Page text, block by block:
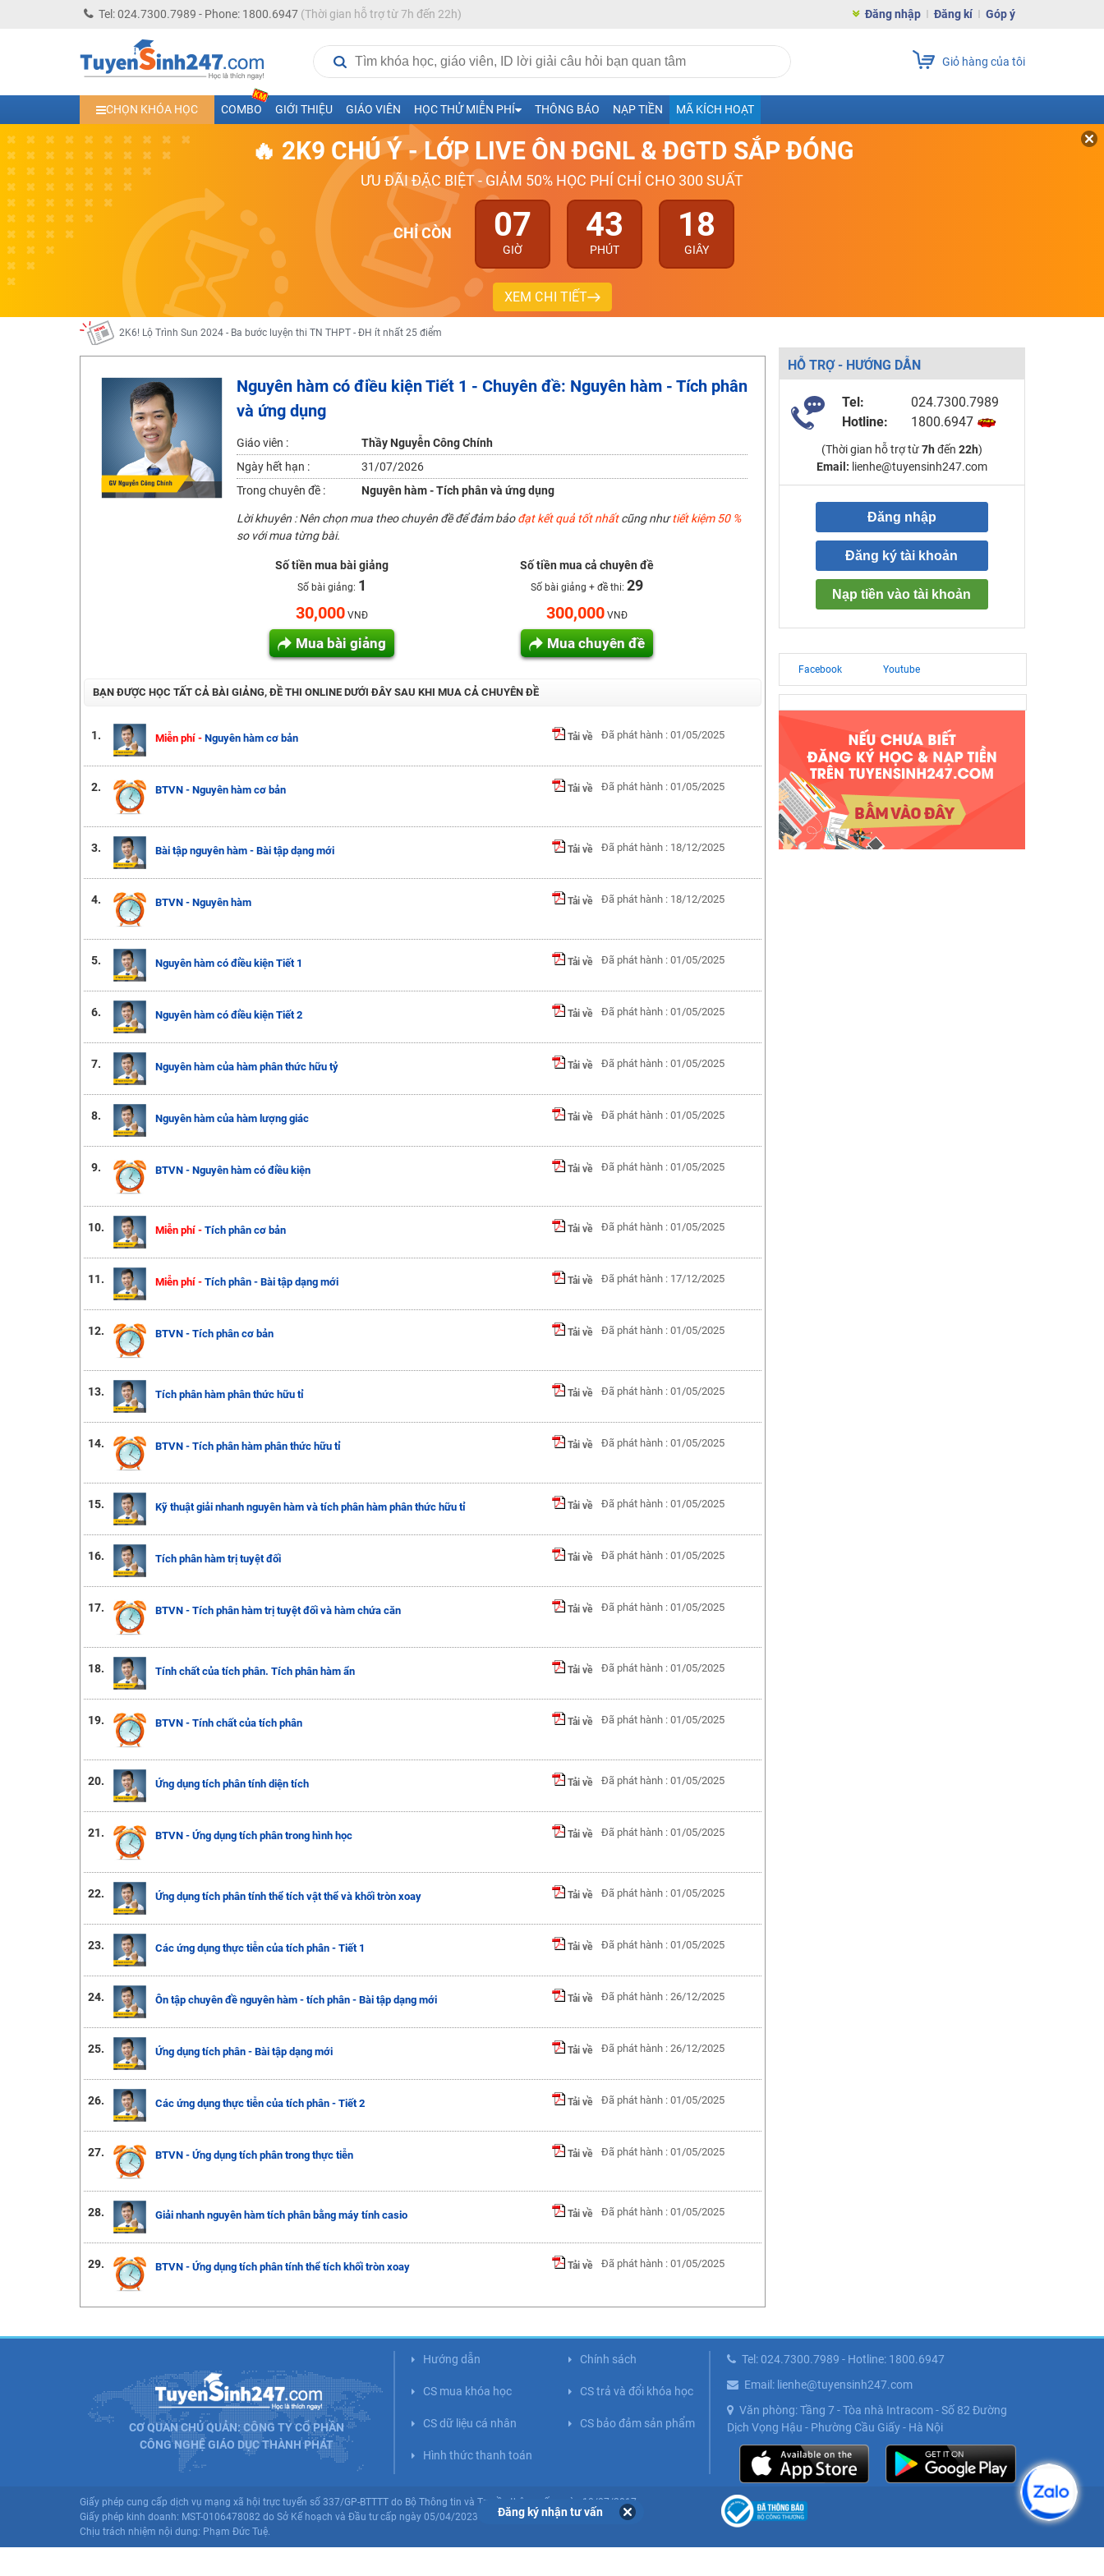
Tel: 024.7300.7989 - Phone: 1800.6947(Thời gian hỗ trợ từ 7h đến 22h) Đăng nhập Đăng kí Góp ý
Giỏ hàng của tôi
CHỌN KHÓA HỌC COMBO GIỚI THIỆU GIÁO VIÊN HỌC THỬ MIỄN PHÍ THÔNG BÁO NẠP TIỀN MÃ KÍCH HOẠT
🔥 2K9 CHÚ Ý - LỚP LIVE ÔN ĐGNL & ĐGTD SẮP ĐÓNG
ƯU ĐÃI ĐẶC BIỆT - GIẢM 50% HỌC PHÍ CHỈ CHO 300 SUẤT
CHỈ CÒN 07
GIỜ
43
PHÚT
17
GIÂY
XEM CHI TIẾT
Học trực tuyến lớp 10 các môn Toán - Lý - Hóa - Văn - Anh- Sinh-Sử-Địa cùng Thầy Cô giỏi, nổi tiếng
Học trực tuyến lớp 11 đủ môn cùng Thầy Cô giỏi, nổi tiếng
Học online trực tuyến cấp Tiểu học và THCS năm học 2026-2027
Học online lớp 7 cùng thầy cô giáo giỏi
Học online lớp 8 cùng thầy cô giáo giỏi
2K13! Bứt Phá Lớp 5 Năm Học 2023 - 2024
Học online lớp 4 cùng thầy cô giáo giỏi, nổi tiếng
Học online lớp 3 cùng thầy cô giáo giỏi, nổi tiếng
Học online lớp 2 với thầy cô giáo giỏi, nổi tiếng
2K6! Lộ Trình Sun 2024 - Ba bước luyện thi TN THPT - ĐH ít nhất 25 điểm
Hot! Lễ hội đồng giá 449K - 499K toàn bộ khoá học tại Tuyensinh247 (Từ 16-18/07/2025)
Khuyến Mãi Khoá Học 1K Chỉ Từ 11-13/09/2024
Đồng giá khóa học 499K - 399K (13/11-15/11)
Khai giảng các khóa lớp 9 Toán - Lý - Hóa - Văn - Anh năm 2018
Khai giảng khóa Ngữ văn 7 - xây nền vững chắc cho tương lai!
Luyện thi vào lớp 10 môn Toán, Văn, Hóa, Anh, Lý với giáo viên giỏi và nổi tiếng
Nguyên hàm có điều kiện Tiết 1 - Chuyên đề: Nguyên hàm - Tích phân
và ứng dụng
Giáo viên :
Thầy Nguyễn Công Chính
Ngày hết hạn :
31/07/2026
Trong chuyên đề :
Nguyên hàm - Tích phân và ứng dụng
Lời khuyên : Nên chọn mua theo chuyên đề để đảm bảođạt kết quả tốt nhấtcũng nhưtiết kiệm 50 %
so với mua từng bài.
Số tiền mua bài giảng
Số bài giảng: 1
30,000VNĐ
Mua bài giảng
Số tiền mua cả chuyên đề
Số bài giảng + đề thi: 29
300,000 VNĐ
Mua chuyên đề
BẠN ĐƯỢC HỌC TẤT CẢ BÀI GIẢNG, ĐỀ THI ONLINE DƯỚI ĐÂY SAU KHI MUA CẢ CHUYÊN ĐỀ
1. Miễn phí - Nguyên hàm cơ bản Tải về Đã phát hành : 01/05/2025
2. BTVN - Nguyên hàm cơ bản Tải về Đã phát hành : 01/05/2025
3. Bài tập nguyên hàm - Bài tập dạng mới Tải về Đã phát hành : 18/12/2025
4. BTVN - Nguyên hàm Tải về Đã phát hành : 18/12/2025
5. Nguyên hàm có điều kiện Tiết 1 Tải về Đã phát hành : 01/05/2025
6. Nguyên hàm có điều kiện Tiết 2 Tải về Đã phát hành : 01/05/2025
7. Nguyên hàm của hàm phân thức hữu tỷ Tải về Đã phát hành : 01/05/2025
8. Nguyên hàm của hàm lượng giác Tải về Đã phát hành : 01/05/2025
9. BTVN - Nguyên hàm có điều kiện Tải về Đã phát hành : 01/05/2025
10. Miễn phí - Tích phân cơ bản Tải về Đã phát hành : 01/05/2025
11. Miễn phí - Tích phân - Bài tập dạng mới Tải về Đã phát hành : 17/12/2025
12. BTVN - Tích phân cơ bản Tải về Đã phát hành : 01/05/2025
13. Tích phân hàm phân thức hữu tỉ Tải về Đã phát hành : 01/05/2025
14. BTVN - Tích phân hàm phân thức hữu tỉ Tải về Đã phát hành : 01/05/2025
15. Kỹ thuật giải nhanh nguyên hàm và tích phân hàm phân thức hữu tỉ Tải về Đã phát hành : 01/05/2025
16. Tích phân hàm trị tuyệt đối Tải về Đã phát hành : 01/05/2025
17. BTVN - Tích phân hàm trị tuyệt đối và hàm chứa căn Tải về Đã phát hành : 01/05/2025
18. Tính chất của tích phân. Tích phân hàm ẩn Tải về Đã phát hành : 01/05/2025
19. BTVN - Tính chất của tích phân Tải về Đã phát hành : 01/05/2025
20. Ứng dụng tích phân tính diện tích Tải về Đã phát hành : 01/05/2025
21. BTVN - Ứng dụng tích phân trong hình học Tải về Đã phát hành : 01/05/2025
22. Ứng dụng tích phân tính thể tích vật thể và khối tròn xoay Tải về Đã phát hành : 01/05/2025
23. Các ứng dụng thực tiễn của tích phân - Tiết 1 Tải về Đã phát hành : 01/05/2025
24. Ôn tập chuyên đề nguyên hàm - tích phân - Bài tập dạng mới Tải về Đã phát hành : 26/12/2025
25. Ứng dụng tích phân - Bài tập dạng mới Tải về Đã phát hành : 26/12/2025
26. Các ứng dụng thực tiễn của tích phân - Tiết 2 Tải về Đã phát hành : 01/05/2025
27. BTVN - Ứng dụng tích phân trong thực tiễn Tải về Đã phát hành : 01/05/2025
28. Giải nhanh nguyên hàm tích phân bằng máy tính casio Tải về Đã phát hành : 01/05/2025
29. BTVN - Ứng dụng tích phân tính thể tích khối tròn xoay Tải về Đã phát hành : 01/05/2025
HỖ TRỢ - HƯỚNG DẪN
Tel:
024.7300.7989
Hotline:
1800.6947
(Thời gian hỗ trợ từ7h đến 22h)
Email: lienhe@tuyensinh247.com
Đăng nhập
Đăng ký tài khoản
Nạp tiền vào tài khoản
Facebook Youtube
Đăng ký nhận tư vấn
CƠ QUAN CHỦ QUẢN: CÔNG TY CỔ PHẦN
CÔNG NGHỆ GIÁO DỤC THÀNH PHÁT
Hướng dẫn Chính sách
CS mua khóa học CS trả và đổi khóa học
CS dữ liệu cá nhân CS bảo đảm sản phẩm
Hình thức thanh toán
Tel: 024.7300.7989 - Hotline: 1800.6947
Email: lienhe@tuyensinh247.com
Văn phòng: Tầng 7 - Tòa nhà Intracom - Số 82 Đường
Dịch Vọng Hậu - Phường Cầu Giấy - Hà Nội
Giấy phép cung cấp dịch vụ mạng xã hội trực tuyến số 337/GP-BTTTT do Bộ Thông tin và Truyền thông cấp ngày 10/07/2017.
Giấy phép kinh doanh: MST-0106478082 do Sở Kế hoạch và Đầu tư cấp ngày 05/04/2023 (Lần 5).
Chịu trách nhiệm nội dung: Phạm Đức Tuệ.